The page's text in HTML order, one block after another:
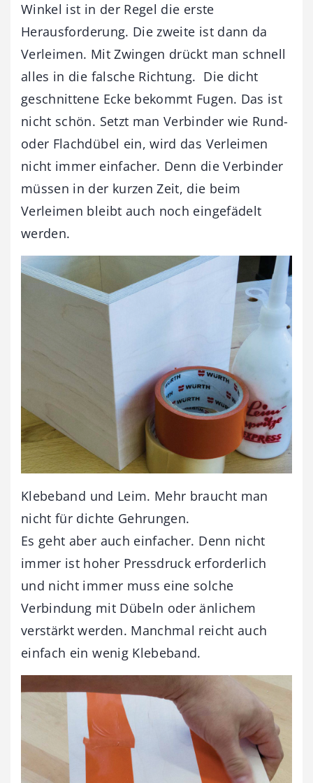
Winkel ist in der Regel die erste
Herausforderung. Die zweite ist dann da
Verleimen. Mit Zwingen drückt man schnell
alles in die falsche Richtung. Die dicht
geschnittene Ecke bekommt Fugen. Das ist
nicht schön. Setzt man Verbinder wie Rund-
oder Flachdübel ein, wird das Verleimen
nicht immer einfacher. Denn die Verbinder
müssen in der kurzen Zeit, die beim
Verleimen bleibt auch noch eingefädelt
werden.
Klebeband und Leim. Mehr braucht man
nicht für dichte Gehrungen.
Es geht aber auch einfacher. Denn nicht
immer ist hoher Pressdruck erforderlich
und nicht immer muss eine solche
Verbindung mit Dübeln oder änlichem
verstärkt werden. Manchmal reicht auch
einfach ein wenig Klebeband.